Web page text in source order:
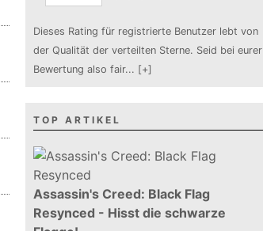
Dieses Rating für registrierte Benutzer lebt von
der Qualität der verteilten Sterne. Seid bei eurer
Bewertung also fair... [+]
TOP ARTIKEL
Assassin's Creed: Black Flag
Resynced - Hisst die schwarze